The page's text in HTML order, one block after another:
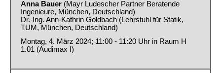
Anna Bauer (Mayr Ludescher Partner Beratende
Ingenieure, München, Deutschland)
Dr.-Ing. Ann-Kathrin Goldbach (Lehrstuhl für Statik,
TUM, München, Deutschland)
Montag, 4. März 2024; 11:00 - 11:20 Uhr in Raum H
1.01 (Audimax I)